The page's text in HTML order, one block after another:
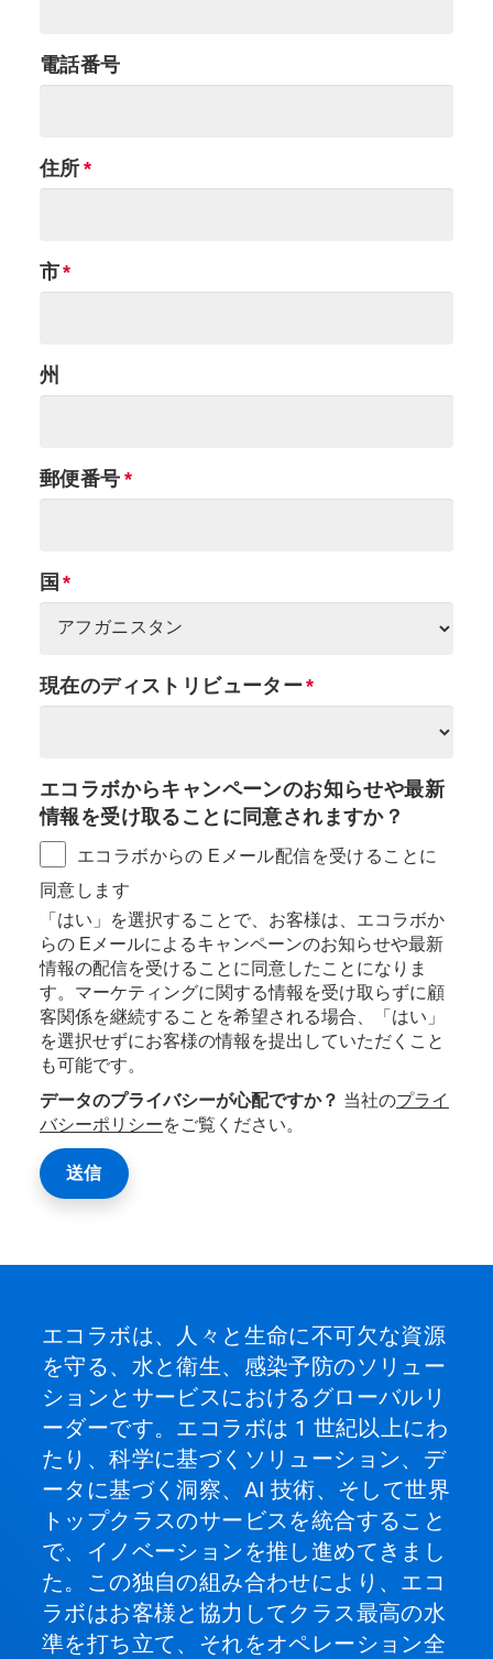
電話番号
住所
市
州
郵便番号
国
現在のディストリビューター
エコラボからキャンペーンのお知らせや最新
情報を受け取ることに同意されますか？
エコラボからの Eメール配信を受けることに
同意します
「はい」を選択することで、お客様は、エコラボか
らの Eメールによるキャンペーンのお知らせや最新
情報の配信を受けることに同意したことになりま
す。マーケティングに関する情報を受け取らずに顧
客関係を継続することを希望される場合、「はい」
を選択せずにお客様の情報を提出していただくこと
も可能です。
データのプライバシーが心配ですか？ 当社のプライ
バシーポリシーをご覧ください。
エコラボは、人々と生命に不可欠な資源
を守る、水と衛生、感染予防のソリュー
ションとサービスにおけるグローバルリ
ーダーです。エコラボは 1 世紀以上にわ
たり、科学に基づくソリューション、デ
ータに基づく洞察、AI 技術、そして世界
トップクラスのサービスを統合すること
で、イノベーションを推し進めてきまし
た。この独自の組み合わせにより、エコ
ラボはお客様と協力してクラス最高の水
準を打ち立て、それをオペレーション全